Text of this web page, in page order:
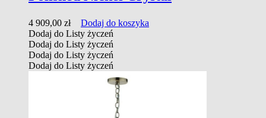
4 909,00 zł
Dodaj do koszyka
Dodaj do Listy życzeń
Dodaj do Listy życzeń
Dodaj do Listy życzeń
Dodaj do Listy życzeń